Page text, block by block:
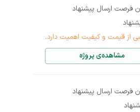
فرصت ارسال پیشنهاد
از قیمت و کیفیت اهمیت دارد.
مشاهده‌ی پروژه
فرصت ارسال پیشنهاد